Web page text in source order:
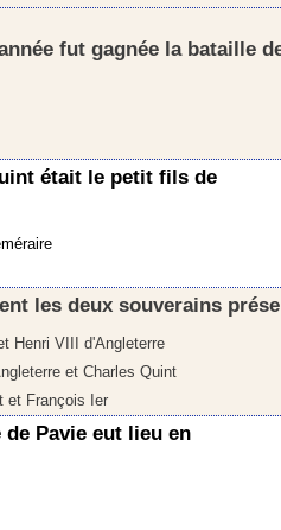
fut gagnée la bataille
était le petit fils de
les deux souverains
Henri VIII d'Angleterre
et Charles Quint
et François Ier
Pavie eut lieu en